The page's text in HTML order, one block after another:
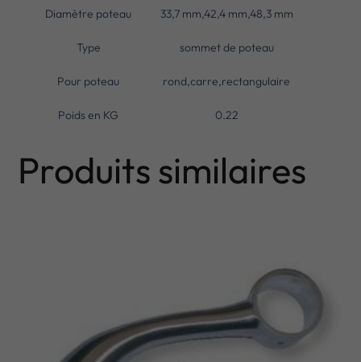
Diamètre poteau 33,7 mm,42,4 mm,48,3 mm
Type sommet de poteau
Pour poteau rond,carre,rectangulaire
Poids en KG 0.22
Produits similaires